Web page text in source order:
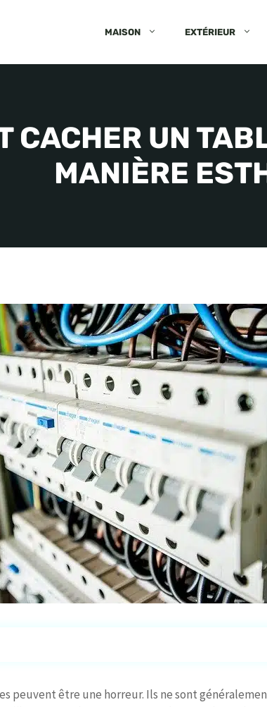
MAISON EXTÉRIEUR
CACHER UN
MANIÈRE
peuvent être une horreur. Ils ne sont